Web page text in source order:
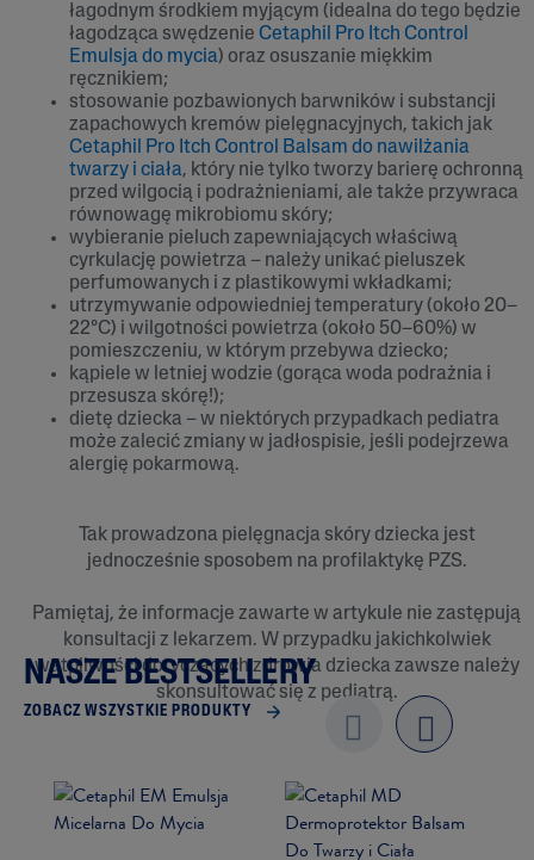
łagodnym środkiem myjącym (idealna do tego będzie
łagodząca swędzenie Cetaphil Pro Itch Control
Emulsja do mycia) oraz osuszanie miękkim
ręcznikiem;
stosowanie pozbawionych barwników i substancji
zapachowych kremów pielęgnacyjnych, takich jak
Cetaphil Pro Itch Control Balsam do nawilżania
twarzy i ciała, który nie tylko tworzy barierę ochronną
przed wilgocią i podrażnieniami, ale także przywraca
równowagę mikrobiomu skóry;
wybieranie pieluch zapewniających właściwą
cyrkulację powietrza – należy unikać pieluszek
perfumowanych i z plastikowymi wkładkami;
utrzymywanie odpowiedniej temperatury (około 20–
22°C) i wilgotności powietrza (około 50–60%) w
pomieszczeniu, w którym przebywa dziecko;
kąpiele w letniej wodzie (gorąca woda podrażnia i
przesusza skórę!);
dietę dziecka – w niektórych przypadkach pediatra
może zalecić zmiany w jadłospisie, jeśli podejrzewa
alergię pokarmową.
Tak prowadzona pielęgnacja skóry dziecka jest
jednocześnie sposobem na profilaktykę PZS.
Pamiętaj, że informacje zawarte w artykule nie zastępują
konsultacji z lekarzem. W przypadku jakichkolwiek
wątpliwości dotyczących zdrowia dziecka zawsze należy
skonsultować się z pediatrą.
NASZE BESTSELLERY
ZOBACZ WSZYSTKIE PRODUKTY
next